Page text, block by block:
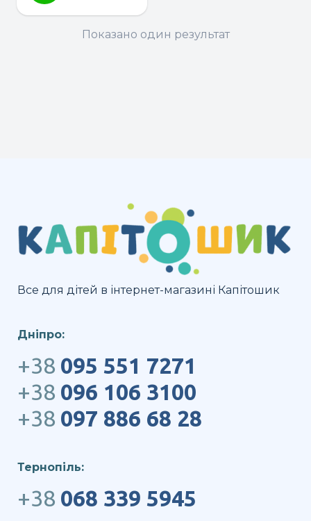
Показано один результат
Все для дітей в інтернет-магазині Капітошик
Дніпро:
+38 095 551 7271
+38 096 106 3100
+38 097 886 68 28
Тернопіль:
+38 068 339 5945